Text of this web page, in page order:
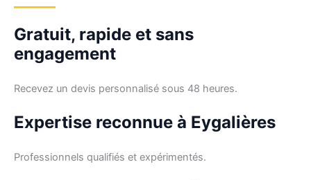
Gratuit, rapide et sans
engagement
Recevez un devis personnalisé sous 48 heures.
Expertise reconnue à Eygalières
Professionnels qualifiés et expérimentés.